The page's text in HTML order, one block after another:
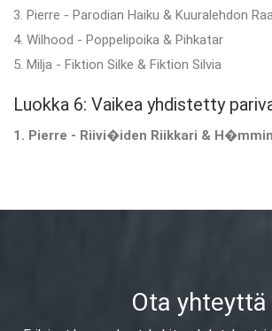
3. Pierre - Parodian Haiku & Kuuralehdon
4. Wilhood - Poppelipoika & Pihkatar
5. Milja - Fiktion Silke & Fiktion Silvia
Luokka 6: Vaikea yhdistetty
1. Pierre - Riivi�iden Riikkari &
Ota yhteyttä